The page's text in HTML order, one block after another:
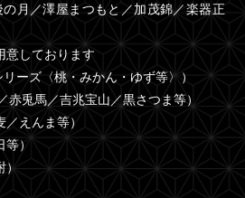
月／澤屋まつもと／加茂錦／楽器正
しております
ーズ〈桃・みかん・ゆず等〉）
赤兎馬／吉兆宝山／黒さつま等）
えんま等）
等）
）